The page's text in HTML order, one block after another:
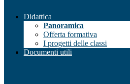
Didattica
Panoramica
Offerta formativa
I progetti delle classi
Documenti utili